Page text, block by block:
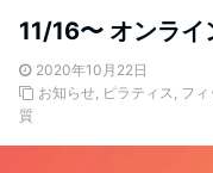
11/16〜 オンラ
2020年10月22日
お知らせ, ピラティス, フィ
質